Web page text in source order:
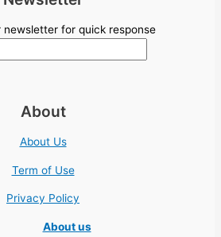
newsletter for quick response
About
About Us
Term of Use
Privacy Policy
About us